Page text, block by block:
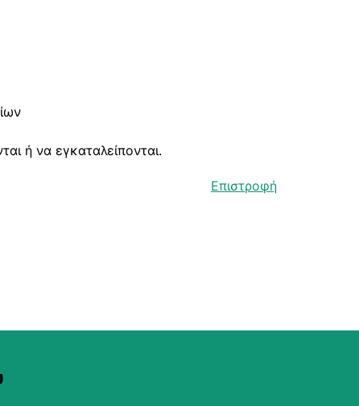
ή να εγκαταλείπονται.
Επιστροφή